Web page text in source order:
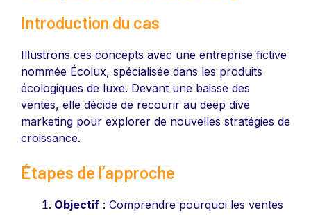
Introduction du cas
Illustrons ces concepts avec une entreprise fictive
nommée Écolux, spécialisée dans les produits
écologiques de luxe. Devant une baisse des
ventes, elle décide de recourir au deep dive
marketing pour explorer de nouvelles stratégies de
croissance.
Étapes de l’approche
Objectif : Comprendre pourquoi les ventes